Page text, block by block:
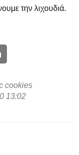
την λιχουδιά.
cookies
13:02